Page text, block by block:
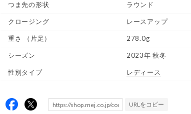
つま先の形状 ラウンド
クロージング レースアップ
重さ （片足） 278.0g
シーズン 2023年 秋冬
性別タイプ レディース
URLをコピー